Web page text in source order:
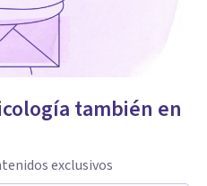
también en
exclusivos